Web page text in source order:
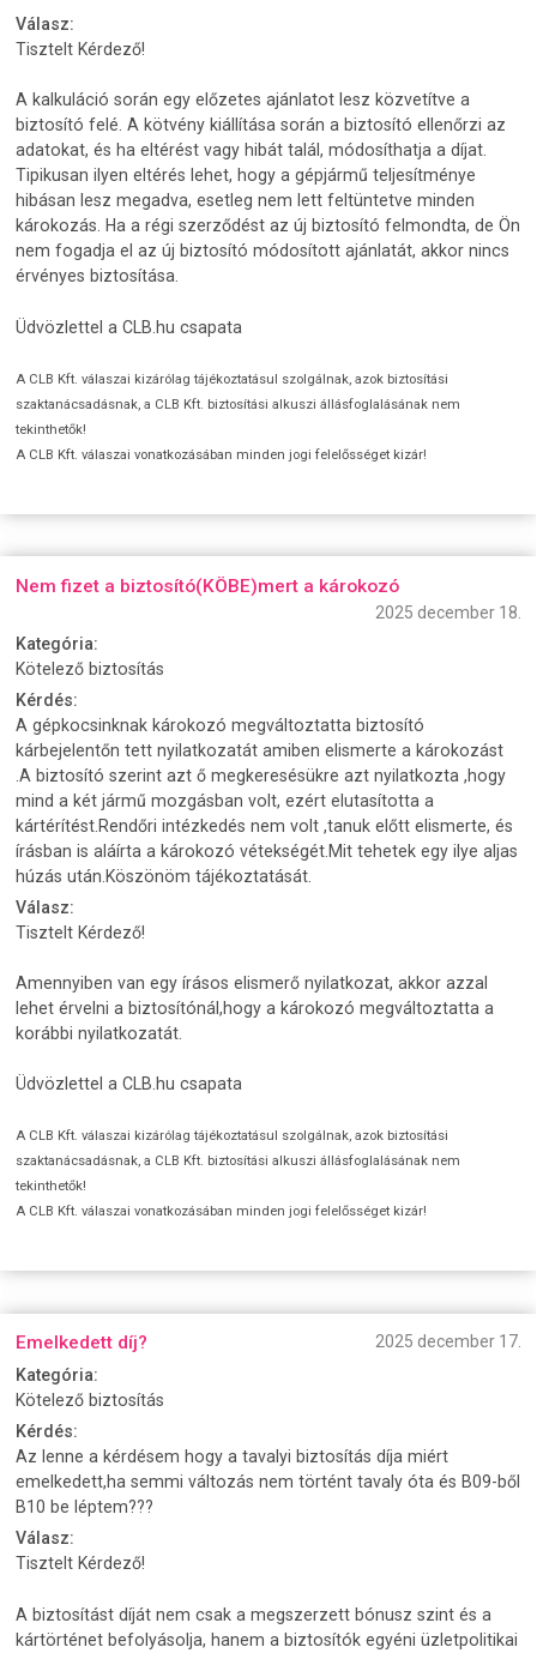
Válasz:
Tisztelt Kérdező!
A kalkuláció során egy előzetes ajánlatot lesz közvetítve a
biztosító felé. A kötvény kiállítása során a biztosító ellenőrzi az
adatokat, és ha eltérést vagy hibát talál, módosíthatja a díjat.
Tipikusan ilyen eltérés lehet, hogy a gépjármű teljesítménye
hibásan lesz megadva, esetleg nem lett feltüntetve minden
károkozás. Ha a régi szerződést az új biztosító felmondta, de Ön
nem fogadja el az új biztosító módosított ajánlatát, akkor nincs
érvényes biztosítása.
Üdvözlettel a CLB.hu csapata
A CLB Kft. válaszai kizárólag tájékoztatásul szolgálnak, azok biztosítási
szaktanácsadásnak, a CLB Kft. biztosítási alkuszi állásfoglalásának nem
tekinthetők!
A CLB Kft. válaszai vonatkozásában minden jogi felelősséget kizár!
Nem fizet a biztosító(KÖBE)mert a károkozó
2025 december 18.
Kategória:
Kötelező biztosítás
Kérdés:
A gépkocsinknak károkozó megváltoztatta biztosító
kárbejelentőn tett nyilatkozatát amiben elismerte a károkozást
.A biztosító szerint azt ő megkeresésükre azt nyilatkozta ,hogy
mind a két jármű mozgásban volt, ezért elutasította a
kártérítést.Rendőri intézkedés nem volt ,tanuk előtt elismerte, és
írásban is aláírta a károkozó vétekségét.Mit tehetek egy ilye aljas
húzás után.Köszönöm tájékoztatását.
Válasz:
Tisztelt Kérdező!
Amennyiben van egy írásos elismerő nyilatkozat, akkor azzal
lehet érvelni a biztosítónál,hogy a károkozó megváltoztatta a
korábbi nyilatkozatát.
Üdvözlettel a CLB.hu csapata
A CLB Kft. válaszai kizárólag tájékoztatásul szolgálnak, azok biztosítási
szaktanácsadásnak, a CLB Kft. biztosítási alkuszi állásfoglalásának nem
tekinthetők!
A CLB Kft. válaszai vonatkozásában minden jogi felelősséget kizár!
Emelkedett díj?
2025 december 17.
Kategória:
Kötelező biztosítás
Kérdés:
Az lenne a kérdésem hogy a tavalyi biztosítás díja miért
emelkedett,ha semmi változás nem történt tavaly óta és B09-ből
B10 be léptem???
Válasz:
Tisztelt Kérdező!
A biztosítást díját nem csak a megszerzett bónusz szint és a
kártörténet befolyásolja, hanem a biztosítók egyéni üzletpolitikai